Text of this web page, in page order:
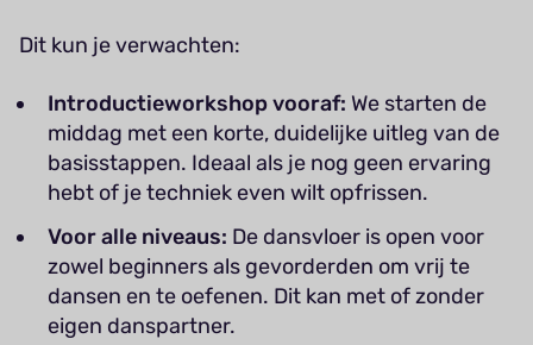
Dit kun je verwachten:
Introductieworkshop vooraf: We starten de
middag met een korte, duidelijke uitleg van de
basisstappen. Ideaal als je nog geen ervaring
hebt of je techniek even wilt opfrissen.
Voor alle niveaus: De dansvloer is open voor
zowel beginners als gevorderden om vrij te
dansen en te oefenen. Dit kan met of zonder
eigen danspartner.